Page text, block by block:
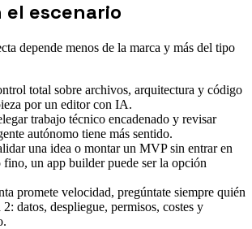
el escenario
depende menos de la marca y más del tipo
total sobre archivos, arquitectura y código
por un editor con IA.
trabajo técnico encadenado y revisar
autónomo tiene más sentido.
una idea o montar un MVP sin entrar en
fino, un app builder puede ser la opción
promete velocidad, pregúntate siempre quién
datos, despliegue, permisos, costes y